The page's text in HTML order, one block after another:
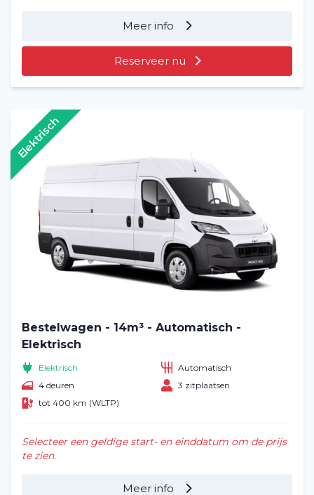
Meer info
Reserveer nu
Bestelwagen - 14m³ - Automatisch -
Elektrisch
Elektrisch
Automatisch
4 deuren
3 zitplaatsen
tot 400 km (WLTP)
Selecteer een geldige start- en einddatum om de prijs
te zien.
Meer info
Elektrisch